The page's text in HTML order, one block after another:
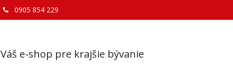
Váš e-shop pre krajšie bývanie
0905 854 229